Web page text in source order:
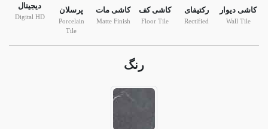
کاشی دیوار
Wall Tile
رکتیفای
Rectified
کاشی کف
Floor Tile
کاشی مات
Matte Finish
پرسلان
Porcelain
Tile
دیجیتال
Digital HD
رنگ